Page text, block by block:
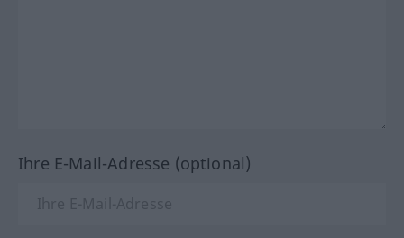
Ihre E-Mail-Adresse (optional)